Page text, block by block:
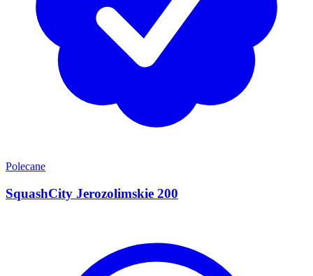
Polecane
SquashCity Jerozolimskie 200